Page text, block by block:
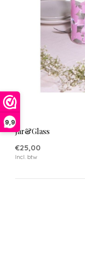
9,9
Jar&Glass
€25,00
Incl. btw